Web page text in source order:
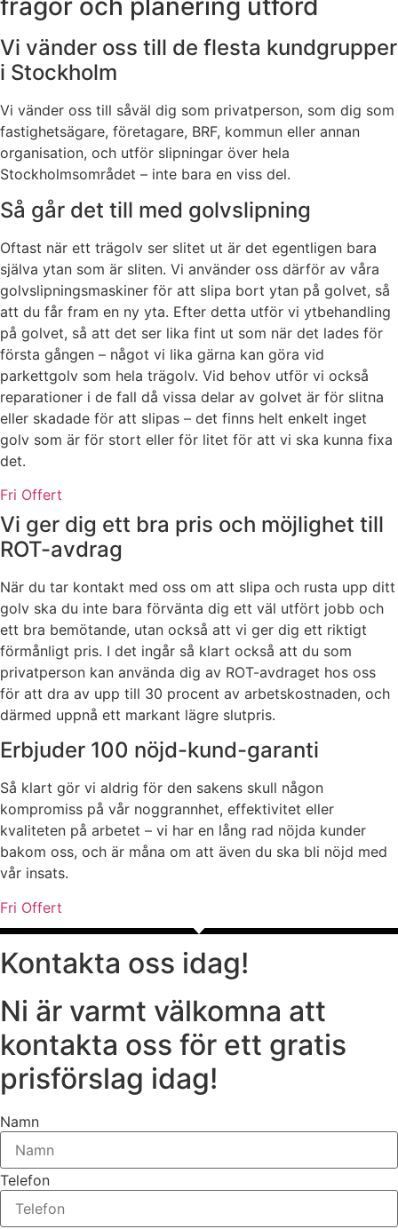
frågor och planering utförd
Vi vänder oss till de flesta kundgrupper
i Stockholm
Vi vänder oss till såväl dig som privatperson, som dig som
fastighetsägare, företagare, BRF, kommun eller annan
organisation, och utför slipningar över hela
Stockholmsområdet – inte bara en viss del.
Så går det till med golvslipning
Oftast när ett trägolv ser slitet ut är det egentligen bara
själva ytan som är sliten. Vi använder oss därför av våra
golvslipningsmaskiner för att slipa bort ytan på golvet, så
att du får fram en ny yta. Efter detta utför vi ytbehandling
på golvet, så att det ser lika fint ut som när det lades för
första gången – något vi lika gärna kan göra vid
parkettgolv som hela trägolv. Vid behov utför vi också
reparationer i de fall då vissa delar av golvet är för slitna
eller skadade för att slipas – det finns helt enkelt inget
golv som är för stort eller för litet för att vi ska kunna fixa
det.
Fri Offert
Vi ger dig ett bra pris och möjlighet till
ROT-avdrag
När du tar kontakt med oss om att slipa och rusta upp ditt
golv ska du inte bara förvänta dig ett väl utfört jobb och
ett bra bemötande, utan också att vi ger dig ett riktigt
förmånligt pris. I det ingår så klart också att du som
privatperson kan använda dig av ROT-avdraget hos oss
för att dra av upp till 30 procent av arbetskostnaden, och
därmed uppnå ett markant lägre slutpris.
Erbjuder 100 nöjd-kund-garanti
Så klart gör vi aldrig för den sakens skull någon
kompromiss på vår noggrannhet, effektivitet eller
kvaliteten på arbetet – vi har en lång rad nöjda kunder
bakom oss, och är måna om att även du ska bli nöjd med
vår insats.
Fri Offert
Kontakta oss idag!
Ni är varmt välkomna att
kontakta oss för ett gratis
prisförslag idag!
Namn
Telefon